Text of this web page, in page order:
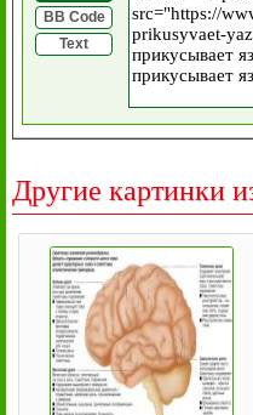
BB Code
Text
Другие картинки